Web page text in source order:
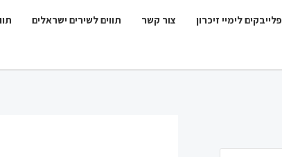
פלייבקים לימיי זיכרון צור קשר תווים לשירים ישראלים